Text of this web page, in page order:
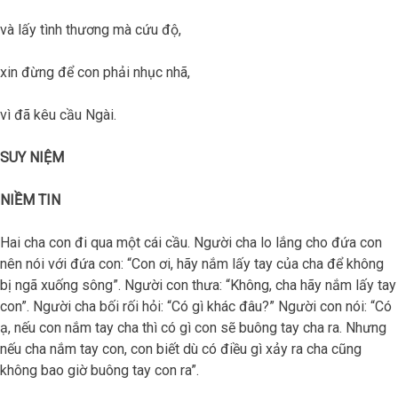
và lấy tình thương mà cứu độ,
xin đừng để con phải nhục nhã,
vì đã kêu cầu Ngài.
SUY NIỆM
NIỀM TIN
Hai cha con đi qua một cái cầu. Người cha lo lắng cho đứa con
nên nói với đứa con: “Con ơi, hãy nắm lấy tay của cha để không
bị ngã xuống sông”. Người con thưa: “Không, cha hãy nắm lấy tay
con”. Người cha bối rối hỏi: “Có gì khác đâu?” Người con nói: “Có
ạ, nếu con nắm tay cha thì có gì con sẽ buông tay cha ra. Nhưng
nếu cha nắm tay con, con biết dù có điều gì xảy ra cha cũng
không bao giờ buông tay con ra”.